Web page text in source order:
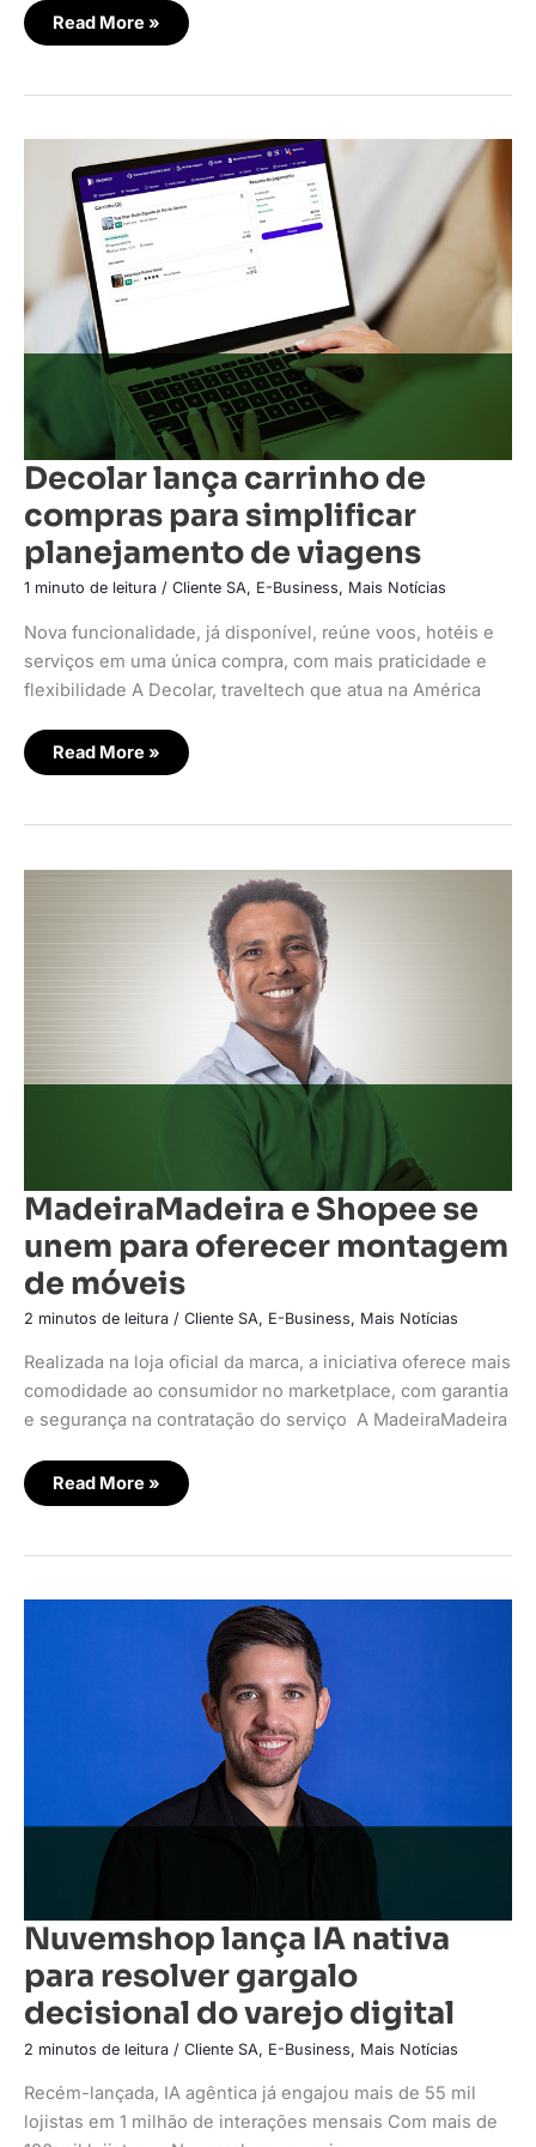
Read More »
Decolar lança carrinho de
compras para simplificar
planejamento de viagens
1 minuto de leitura / Cliente SA, E-Business, Mais Notícias
Nova funcionalidade, já disponível, reúne voos, hotéis e
serviços em uma única compra, com mais praticidade e
flexibilidade A Decolar, traveltech que atua na América
Decolar
lança
carrinho
de
compras
para
simplificar
planejamento
de
viagens
Read More »
MadeiraMadeira e Shopee se
unem para oferecer montagem
de móveis
2 minutos de leitura / Cliente SA, E-Business, Mais Notícias
Realizada na loja oficial da marca, a iniciativa oferece mais
comodidade ao consumidor no marketplace, com garantia
e segurança na contratação do serviço A MadeiraMadeira
MadeiraMadeira
Read More »
Nuvemshop lança IA nativa
para resolver gargalo
decisional do varejo digital
2 minutos de leitura / Cliente SA, E-Business, Mais Notícias
Recém-lançada, IA agêntica já engajou mais de 55 mil
lojistas em 1 milhão de interações mensais Com mais de